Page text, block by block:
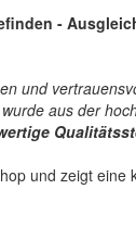
-
und
aus der
und zeigt eine